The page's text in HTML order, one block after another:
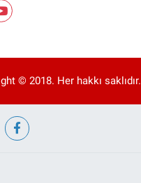
© 2018. Her hakkı saklıdır.